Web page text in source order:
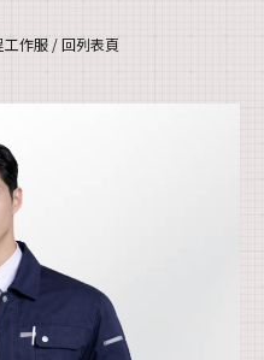
工作服 / 回列表頁